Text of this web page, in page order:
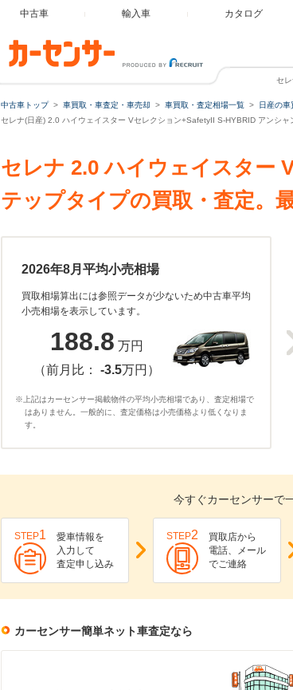
中古車 輸入車 カタログ
セ
中古車トップ 車買取・車査定・車売却 車買取・査定相場一覧 日産の車
セレナ(日産) 2.0 ハイウェイスター Vセレクション+SafetyII S-HYBRID アンシャ
セレナ 2.0 ハイウェイスター
テップタイプの買取・査定。
2026年8月平均小売相場
買取相場算出には参照データが少ないため中古車平均
小売相場を表示しています。
188.8 万円
（前月比： -3.5万円）
※上記はカーセンサー掲載物件の平均小売相場であり、査定相場で
はありません。一般的に、査定価格は小売価格より低くなりま
す。
今すぐカーセンサーで
STEP1
愛車情報を
入力して
査定申し込み
STEP2
買取店から
電話、メール
でご連絡
カーセンサー簡単ネット車査定なら